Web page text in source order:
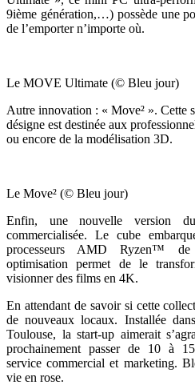
9ième génération,…) possède une
de l’emporter n’importe où.
Le MOVE Ultimate (© Bleu jour)
Autre innovation : « Move² ». Cette
désigne est destinée aux
ou encore de la modélisation 3D.
Le Move² (© Bleu jour)
Enfin, une nouvelle version
commercialisée. Le cube
processeurs AMD Ryzen™ de
optimisation permet de le
visionner des films en 4K.
En attendant de savoir si cette
de nouveaux locaux. Installée
Toulouse, la start-up aimerait
prochainement passer de 10 à
service commercial et marketing.
vie en rose.